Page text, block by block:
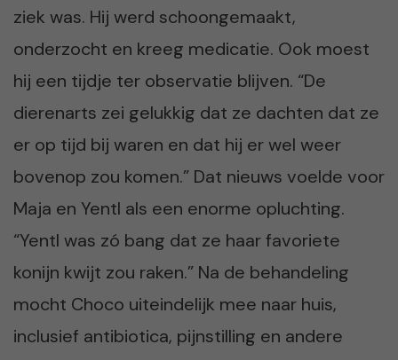
ziek was. Hij werd schoongemaakt,
onderzocht en kreeg medicatie. Ook moest
hij een tijdje ter observatie blijven. “De
dierenarts zei gelukkig dat ze dachten dat ze
er op tijd bij waren en dat hij er wel weer
bovenop zou komen.” Dat nieuws voelde voor
Maja en Yentl als een enorme opluchting.
“Yentl was zó bang dat ze haar favoriete
konijn kwijt zou raken.” Na de behandeling
mocht Choco uiteindelijk mee naar huis,
inclusief antibiotica, pijnstilling en andere